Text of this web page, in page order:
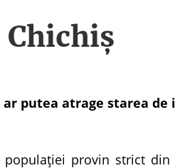
putea atrage starea de
populaţiei provin strict